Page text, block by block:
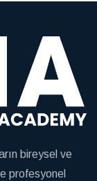
bireysel ve
profesyonel